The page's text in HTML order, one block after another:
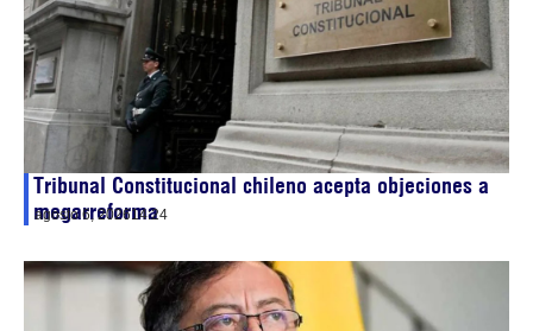
Tribunal Constitucional chileno acepta objeciones a
megarreforma
agosto 6, 202614:24